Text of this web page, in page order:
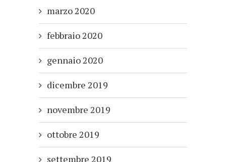
marzo 2020
febbraio 2020
gennaio 2020
dicembre 2019
novembre 2019
ottobre 2019
settembre 2019